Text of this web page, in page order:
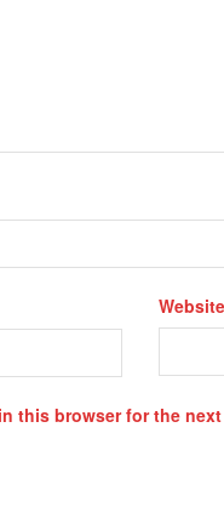
Website
this browser for the